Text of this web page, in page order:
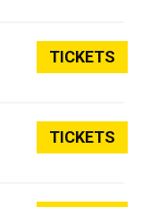
TICKETS
TICKETS